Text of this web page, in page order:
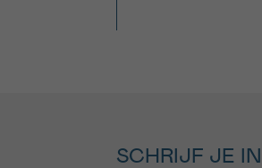
SCHRIJF JE